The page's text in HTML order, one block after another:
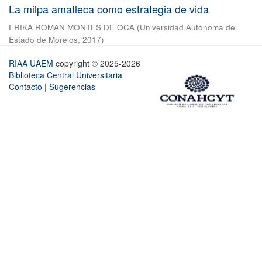
La milpa amatleca como estrategia de vida
ERIKA ROMAN MONTES DE OCA (Universidad Autónoma del
Estado de Morelos, 2017)
RIAA UAEM copyright © 2025-2026
Biblioteca Central Universitaria
Contacto | Sugerencias